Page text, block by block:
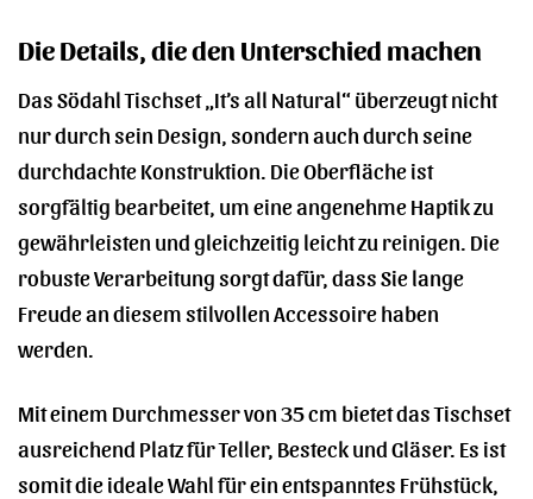
Die Details, die den Unterschied machen
Das Södahl Tischset „It’s all Natural“ überzeugt nicht
nur durch sein Design, sondern auch durch seine
durchdachte Konstruktion. Die Oberfläche ist
sorgfältig bearbeitet, um eine angenehme Haptik zu
gewährleisten und gleichzeitig leicht zu reinigen. Die
robuste Verarbeitung sorgt dafür, dass Sie lange
Freude an diesem stilvollen Accessoire haben
werden.
Mit einem Durchmesser von 35 cm bietet das Tischset
ausreichend Platz für Teller, Besteck und Gläser. Es ist
somit die ideale Wahl für ein entspanntes Frühstück,